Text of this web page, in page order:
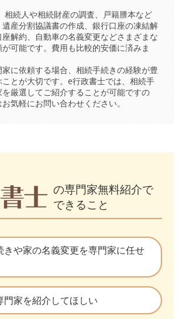
相続人や相続財産の調査、戸籍謄本など
産分割協議書の作成、銀行口座の凍結解
解約、自動車の名義変更などさまざまな
可能です。費用も比較的安価に済みま
に依頼する場合、相続手続きの経験が豊
とが大切です。e行政書士では、相続手
厳選してご紹介することが可能ですの
気軽にお問い合わせください。
の専門家無料紹介で
できること
きや家の名義変更を専門家に任せ
門家を紹介してほしい